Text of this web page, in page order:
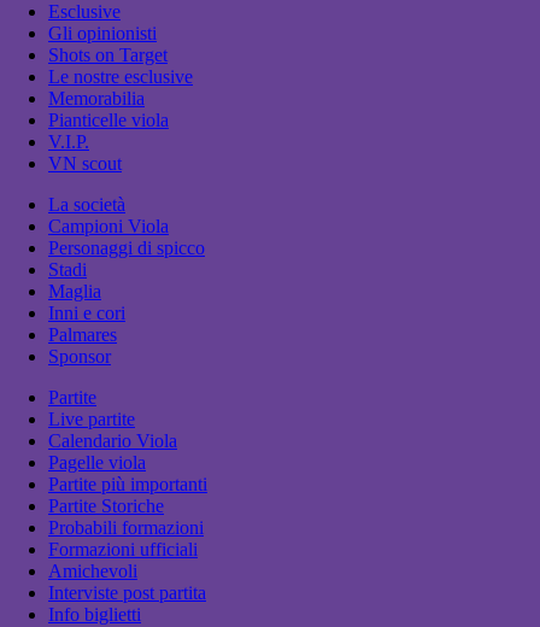
Esclusive
Gli opinionisti
Shots on Target
Le nostre esclusive
Memorabilia
Pianticelle viola
V.I.P.
VN scout
La società
Campioni Viola
Personaggi di spicco
Stadi
Maglia
Inni e cori
Palmares
Sponsor
Partite
Live partite
Calendario Viola
Pagelle viola
Partite più importanti
Partite Storiche
Probabili formazioni
Formazioni ufficiali
Amichevoli
Interviste post partita
Info biglietti